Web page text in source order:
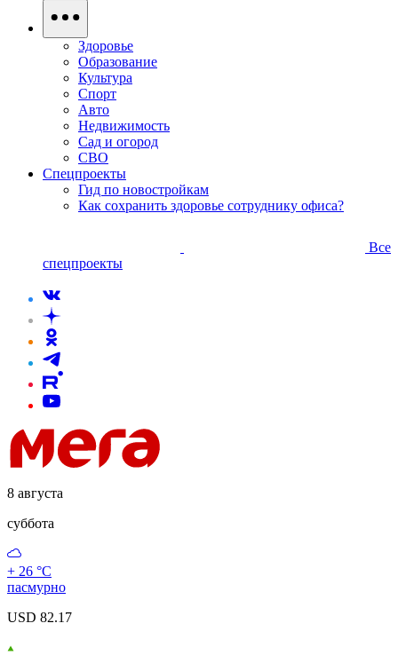
Здоровье
Образование
Культура
Спорт
Авто
Недвижимость
Сад и огород
СВО
Спецпроекты
Гид по новостройкам
Как сохранить здоровье сотруднику офиса?
Все
спецпроекты
8 августа
суббота
+ 26 °С
пасмурно
USD 82.17